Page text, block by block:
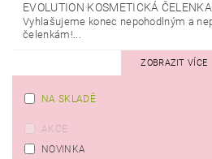
EVOLUTION KOSMETICKÁ
Vyhlašujeme konec nepohodlným a
čelenkám!...
ZOBRAZIT VÍCE
NA SKLADĚ
AKCE
NOVINKA